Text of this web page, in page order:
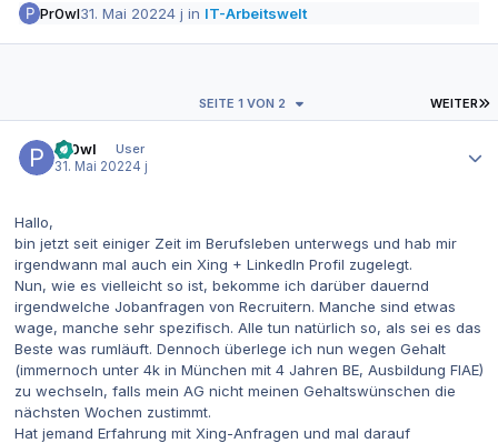
Pr0wl31. Mai 20224 j in IT-Arbeitswelt
WEITER
SEITE 1 VON 2
Pr0wl
User
31. Mai 20224 j
Hallo,
bin jetzt seit einiger Zeit im Berufsleben unterwegs und hab mir
irgendwann mal auch ein Xing + LinkedIn Profil zugelegt.
Nun, wie es vielleicht so ist, bekomme ich darüber dauernd
irgendwelche Jobanfragen von Recruitern. Manche sind etwas
wage, manche sehr spezifisch. Alle tun natürlich so, als sei es das
Beste was rumläuft. Dennoch überlege ich nun wegen Gehalt
(immernoch unter 4k in München mit 4 Jahren BE, Ausbildung FIAE)
zu wechseln, falls mein AG nicht meinen Gehaltswünschen die
nächsten Wochen zustimmt.
Hat jemand Erfahrung mit Xing-Anfragen und mal darauf